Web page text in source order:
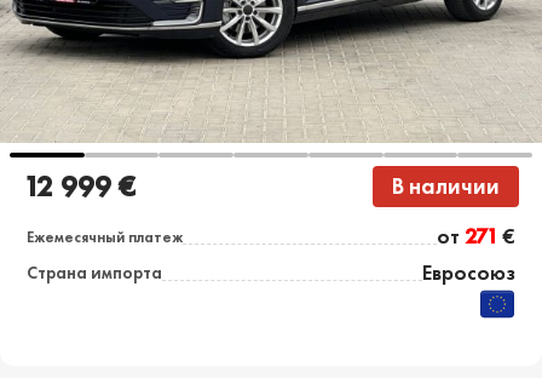
12 999 € В наличии
Ежемесячный платеж от 271 €
Страна импорта Евросоюз